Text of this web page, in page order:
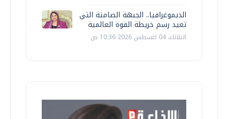
الديموغرافيا.. الجبهة الصامتة التي
تعيد رسم خريطة القوة العالمية
الثلاثاء، 04 اغسطس 2026 10:36 ص